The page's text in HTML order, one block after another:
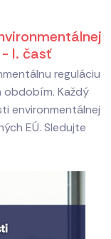
I. časť
reguláciu
Každý
environmentálnej
EÚ. Sledujte